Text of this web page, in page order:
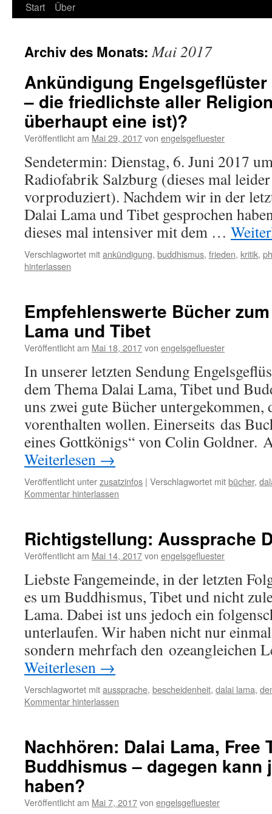
Start Über
Archiv des Monats:Mai 2017
Ankündigung
– die friedlichste aller
überhaupt eine ist)?
Veröffentlicht am Mai 29, 2017von engelsgefluester
Sendetermin: Dienstag, 6. Juni 2017
Radiofabrik Salzburg (dieses mal
vorproduziert). Nachdem wir in der
Dalai Lama und Tibet gesprochen
dieses mal intensiver mit dem …
Verschlagwortet mitankündigung, buddhismus, frieden, kritik,
hinterlassen
Empfehlenswerte Bücher
Lama und Tibet
Veröffentlicht am Mai 18, 2017von engelsgefluester
In unserer letzten Sendung
dem Thema Dalai Lama, Tibet und
uns zwei gute Bücher
vorenthalten wollen. Einerseits das
eines Gottkönigs“ von Colin Goldner.
Weiterlesen →
Veröffentlicht unterzusatzinfos | Verschlagwortet mitbücher,
Kommentar hinterlassen
Richtigstellung: Aussprache
Veröffentlicht am Mai 14, 2017von engelsgefluester
Liebste Fangemeinde, in der letzten
es um Buddhismus, Tibet und nicht
Lama. Dabei ist uns jedoch ein
unterlaufen. Wir haben nicht nur
sondern mehrfach den ozeangleichen
Weiterlesen →
Verschlagwortet mitaussprache, bescheidenheit, dalai lama,
Kommentar hinterlassen
Nachhören: Dalai Lama, Free
Buddhismus – dagegen kann
haben?
Veröffentlicht am Mai 7, 2017von engelsgefluester